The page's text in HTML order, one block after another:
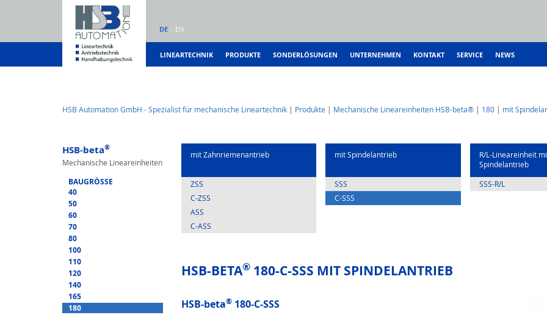
DE EN
LINEARTECHNIK PRODUKTE SONDERLÖSUNGEN UNTERNEHMEN KONTAKT SERVICE NEWS
HSB Automation GmbH - Spezialist für mechanische Lineartechnik Produkte Mechanische Lineareinheiten HSB-beta® 180 mit
HSB-beta®
Mechanische Lineareinheiten
BAUGRÖSSE
40
50
60
70
80
100
110
120
140
165
180
mit Zahnrie­menantrieb
ZSS
C-ZSS
ASS
C-ASS
mit Spindelantrieb
SSS
C-SSS
R/L-Lineareinheit
Spindelantrieb
SSS-R/L
HSB-BETA® 180-C-SSS MIT SPINDELANTRIEB
HSB-beta® 180-C-SSS